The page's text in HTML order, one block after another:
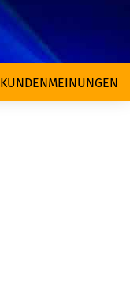
KUNDENMEINUNGEN